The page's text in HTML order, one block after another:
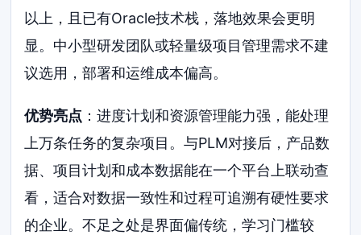
以上，且已有Oracle技术栈，落地效果会更明
显。中小型研发团队或轻量级项目管理需求不建
议选用，部署和运维成本偏高。
优势亮点 ：进度计划和资源管理能力强，能处理
上万条任务的复杂项目。与PLM对接后，产品数
据、项目计划和成本数据能在一个平台上联动查
看，适合对数据一致性和过程可追溯有硬性要求
的企业。不足之处是界面偏传统，学习门槛较